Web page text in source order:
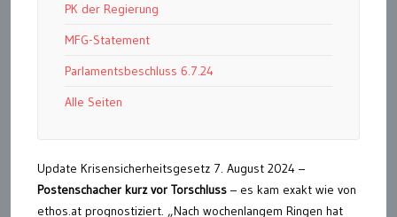
PK der Regierung
MFG-Statement
Parlamentsbeschluss 6.7.24
Alle Seiten
Update Krisensicherheitsgesetz 7. August 2024 –
Postenschacher kurz vor Torschluss – es kam exakt wie von
ethos.at prognostiziert. „Nach wochenlangem Ringen hat